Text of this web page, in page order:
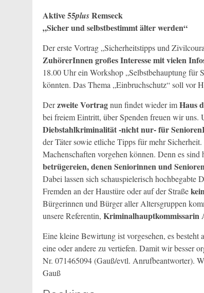
Aktive 55plusRemseck
„Sicher und selbstbestimmt älter werden“
Der erste Vortrag „Sicherheitstipps und
ZuhörerInnen großes Interesse mit vielen
18.00 Uhr ein Workshop „Selbstbehauptung für
könnten. Das Thema „Einbruchschutz“ soll vor
Derzweite Vortragnun findet wieder imHaus
bei freiem Eintritt, über Spenden freuen wir uns.
Diebstahlkriminalität -nicht nur- für
der Täter sowie etliche Tipps für mehr
Machenschaften vorgehen können. Denn es sind
betrügereien, denen Seniorinnen und
Dabei lassen sich schauspielerisch
Fremden an der Haustüre oder auf der Straße
Bürgerinnen und Bürger aller Altersgruppen
unsere Referentin, Kriminalhauptkommissarin
Eine kleine Bewirtung ist vorgesehen, es besteht
eine oder andere zu vertiefen. Damit wir besser
Nr. 071465094 (Gauß/evtl. Anrufbeantworter).
Gauß